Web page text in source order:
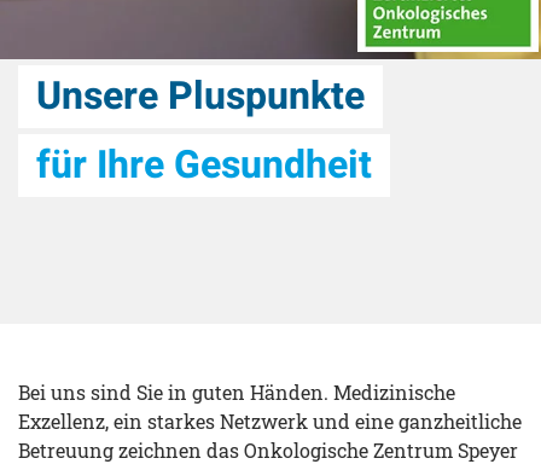
Unsere Pluspunkte
für Ihre Gesundheit
Bei uns sind Sie in guten Händen. Medizinische
Exzellenz, ein starkes Netzwerk und eine ganzheitliche
Betreuung zeichnen das Onkologische Zentrum Speyer